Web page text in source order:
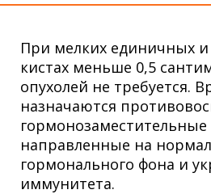
При мелких единичных
кистах меньше 0,5
опухолей не требуется.
назначаются
направленные на
гормонального фона и
иммунитета.